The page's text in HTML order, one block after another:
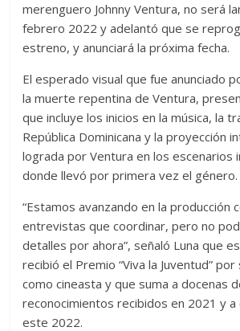
merenguero Johnny Ventura, no será
febrero 2022 y adelantó que se
estreno, y anunciará la próxima fecha.
El esperado visual que fue anunciado
la muerte repentina de Ventura,
que incluye los inicios en la música, la
República Dominicana y la proyección
lograda por Ventura en los escenarios
donde llevó por primera vez el género.
“Estamos avanzando en la producción
entrevistas que coordinar, pero no
detalles por ahora”, señaló Luna que
recibió el Premio “Viva la Juventud”
como cineasta y que suma a docenas
reconocimientos recibidos en 2021 y a
este 2022.